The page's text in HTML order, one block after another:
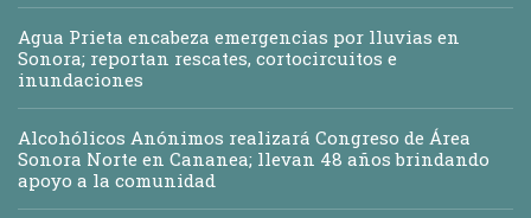
Agua Prieta encabeza emergencias por lluvias en
Sonora; reportan rescates, cortocircuitos e
inundaciones
Alcohólicos Anónimos realizará Congreso de Área
Sonora Norte en Cananea; llevan 48 años brindando
apoyo a la comunidad